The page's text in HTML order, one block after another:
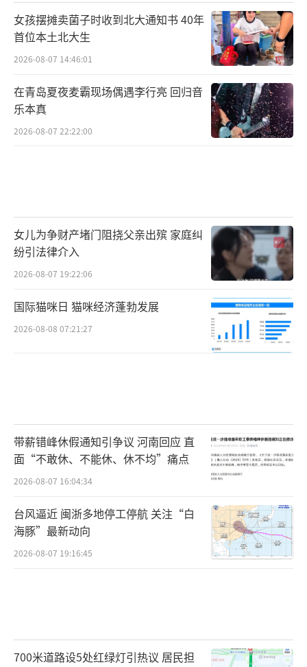
女孩摆摊卖菌子时收到北大通知书 40年
首位本土北大生
2026-08-07 14:46:01
在青岛夏夜麦霸现场偶遇李行亮 回归音
乐本真
2026-08-07 22:22:00
女儿为争财产堵门阻挠父亲出殡 家庭纠
纷引法律介入
2026-08-07 19:22:06
国际猫咪日 猫咪经济蓬勃发展
2026-08-08 07:21:27
带薪错峰休假通知引争议 河南回应 直
面“不敢休、不能休、休不均”痛点
2026-08-07 16:04:34
台风逼近 闽浙多地停工停航 关注“白
海豚”最新动向
2026-08-07 19:16:45
700米道路设5处红绿灯引热议 居民担